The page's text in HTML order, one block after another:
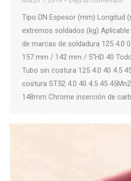
Tipo DN Espesor (mm) Longitud
extremos soldados (kg)
de marcas de soldadura 125 4.0
157 mm / 142 mm / 5″HD 40
Tubo sin costura 125 4.0 40 4.5
costura ST52 4.0 40 4.5 45
148mm Chrome inserción de